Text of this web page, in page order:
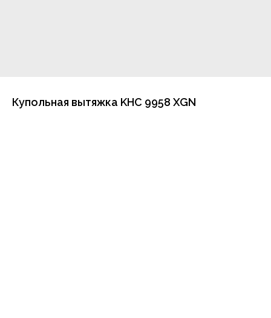
Купольная вытяжка KHC 9958 XGN